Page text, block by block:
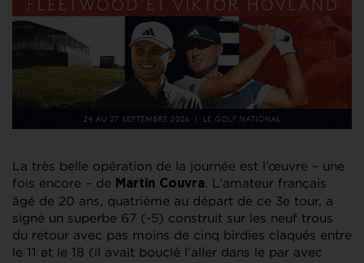
La très belle opération de la journée est l’œuvre – une
fois encore – de Martin Couvra. L’amateur français
âgé de 20 ans, quatrième au départ de ce 3e tour, a
signé un superbe 67 (-5) construit sur les neuf trous
du retour avec pas moins de cinq birdies claqués entre
le 11 et le 18 (il avait bouclé l’aller dans le par avec